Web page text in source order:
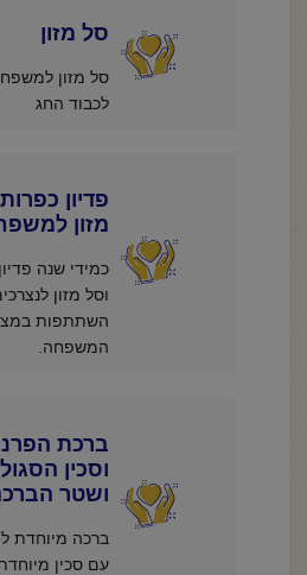
סל מזון
סל מזון
לכבוד החג
פדיון
מזון
כמידי שנה
וסל מזון
השתתפות
המשפחה.
ברכת
וסכין
ושטר
ברכה מיוחדת
עם סכין